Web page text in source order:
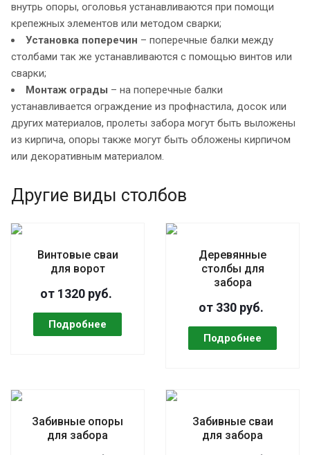
внутрь опоры, оголовья устанавливаются при помощи
крепежных элементов или методом сварки;
Установка поперечин – поперечные балки между
столбами так же устанавливаются с помощью винтов или
сварки;
Монтаж ограды – на поперечные балки
устанавливается ограждение из профнастила, досок или
других материалов, пролеты забора могут быть выложены
из кирпича, опоры также могут быть обложены кирпичом
или декоративным материалом.
Другие виды столбов
Винтовые сваи
для ворот
от 1320 руб.
Деревянные
столбы для
забора
от 330 руб.
Забивные опоры
для забора
Забивные сваи
для забора